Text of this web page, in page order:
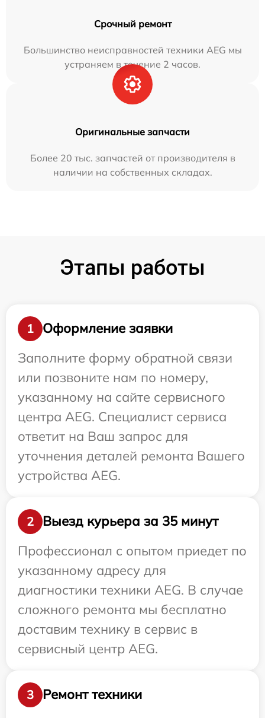
Срочный ремонт
Большинство неисправностей техники AEG мы
устраняем в течение 2 часов.
Оригинальные запчасти
Более 20 тыс. запчастей от производителя в
наличии на собственных складах.
Этапы работы
1
Оформление заявки
Заполните форму обратной связи
или позвоните нам по номеру,
указанному на сайте сервисного
центра AEG. Специалист сервиса
ответит на Ваш запрос для
уточнения деталей ремонта Вашего
устройства AEG.
2
Выезд курьера за 35 минут
Профессионал с опытом приедет по
указанному адресу для
диагностики техники AEG. В случае
сложного ремонта мы бесплатно
доставим технику в сервис в
сервисный центр AEG.
3
Ремонт техники